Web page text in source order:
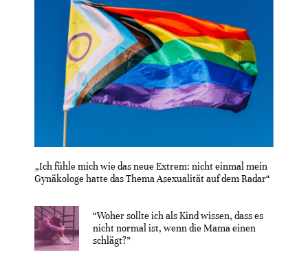
„Ich fühle mich wie das neue Extrem: nicht einmal mein
Gynäkologe hatte das Thema Asexualität auf dem Radar“
“Woher sollte ich als Kind wissen, dass es
nicht normal ist, wenn die Mama einen
schlägt?”